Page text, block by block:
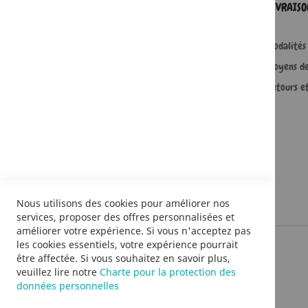
Moyens
Retours
Nous utilisons des cookies pour améliorer nos
services, proposer des offres personnalisées et
améliorer votre expérience. Si vous n'acceptez pas
les cookies essentiels, votre expérience pourrait
être affectée. Si vous souhaitez en savoir plus,
veuillez lire notre Charte pour la protection des
données personnelles